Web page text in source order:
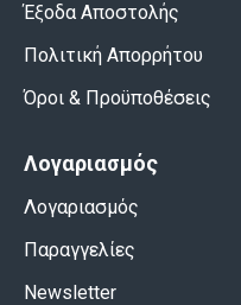
Έξοδα Αποστολής
Πολιτική Απορρήτου
Όροι & Προϋποθέσεις
Λογαριασμός
Λογαριασμός
Παραγγελίες
Newsletter